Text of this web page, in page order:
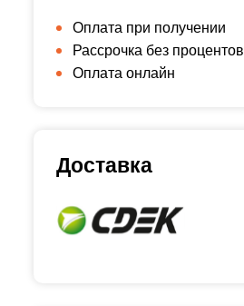
Оплата при получении
Рассрочка без процентов
Оплата онлайн
Доставка